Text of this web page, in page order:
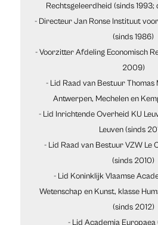
Rechtsgeleerdheid (sinds 1993;
- Directeur Jan Ronse Instituut
(sinds 1986)
- Voorzitter Afdeling Economisch
2009)
- Lid Raad van Bestuur Thomas
Antwerpen, Mechelen en
- Lid Inrichtende Overheid KU
Leuven (sinds
- Lid Raad van Bestuur VZW Le
(sinds 2010)
- Lid Koninklijk Vlaamse
Wetenschap en Kunst, klasse
(sinds 2012)
- Lid Academia Europaea